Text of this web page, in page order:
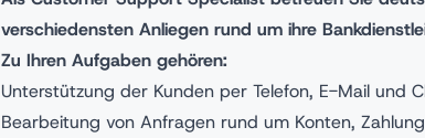
verschiedensten Anliegen rund um ihre
Zu Ihren Aufgaben gehören:
Unterstützung der Kunden per Telefon, E-Mail und
Bearbeitung von Anfragen rund um Konten,